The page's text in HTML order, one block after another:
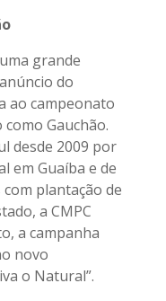
grande
do
ao campeonato
Gauchão.
desde 2009 por
em Guaíba e de
plantação de
a CMPC
a campanha
novo
o Natural”.